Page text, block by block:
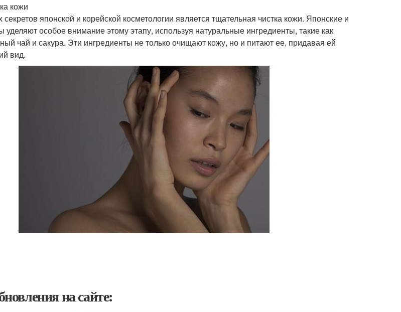
кожи
японской и корейской косметологии является тщательная чистка кожи. Японские и
особое внимание этому этапу, используя натуральные ингредиенты, такие как
чай и сакура. Эти ингредиенты не только очищают кожу, но и питают ее, придавая ей
вид.
на сайте: